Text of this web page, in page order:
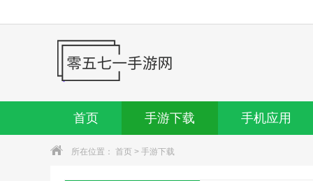
首页 手游下载 手机应用
所在位置： 首页 > 手游下载